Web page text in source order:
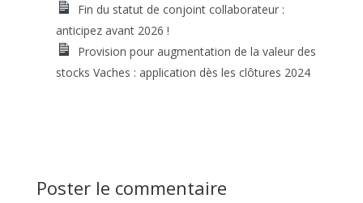
Fin du statut de conjoint collaborateur :
anticipez avant 2026 !
Provision pour augmentation de la valeur des
stocks Vaches : application dès les clôtures 2024
Poster le commentaire